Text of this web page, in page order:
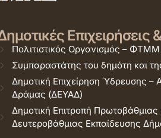
Πολιτιστικός Οργανισμός – ΦΤΜΜ
Συμπαραστάτης του δημότη και
Δημοτική Επιχείρηση Ύδρευσης –
Δράμας (ΔΕΥΑΔ)
Δημοτική Επιτροπή Πρωτοβάθμιας
Δευτεροβάθμιας Εκπαίδευσης